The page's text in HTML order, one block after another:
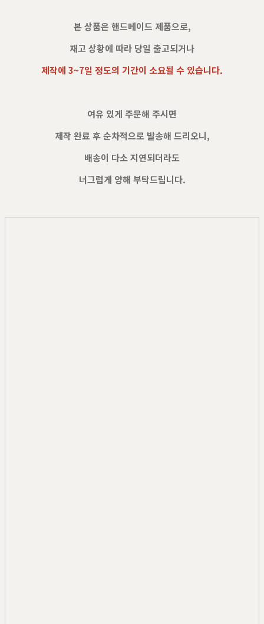
본 상품은 핸드메이드 제품으로,
재고 상황에 따라 당일 출고되거나
제작에 3~7일 정도의 기간이 소요될 수 있습니다.
여유 있게 주문해 주시면
제작 완료 후 순차적으로 발송해 드리오니,
배송이 다소 지연되더라도
너그럽게 양해 부탁드립니다.